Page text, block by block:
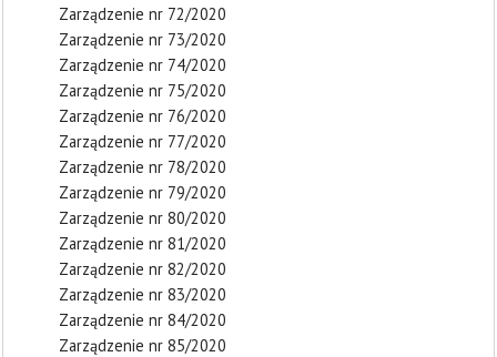
Zarządzenie nr 72/2020
Zarządzenie nr 73/2020
Zarządzenie nr 74/2020
Zarządzenie nr 75/2020
Zarządzenie nr 76/2020
Zarządzenie nr 77/2020
Zarządzenie nr 78/2020
Zarządzenie nr 79/2020
Zarządzenie nr 80/2020
Zarządzenie nr 81/2020
Zarządzenie nr 82/2020
Zarządzenie nr 83/2020
Zarządzenie nr 84/2020
Zarządzenie nr 85/2020